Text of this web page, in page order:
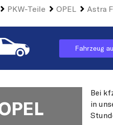
PKW-Teile OPEL Astra F
Fahrzeug
Bei
in